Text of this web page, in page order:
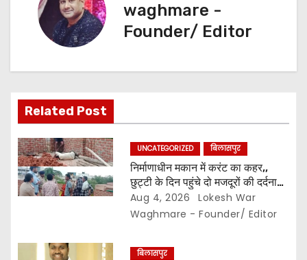
a
t
i
o
n
waghmare -
Founder/ Editor
Related Post
UNCATEGORIZED बिलासपुर
निर्माणाधीन मकान में करंट का कहर,,
छुट्टी के दिन पहुंचे दो मजदूरों की दर्दनाक
मौत,, सुरक्षा इंतजामों पर उठे सवाल…
Aug 4, 2026
Lokesh War
Waghmare - Founder/ Editor
बिलासपुर